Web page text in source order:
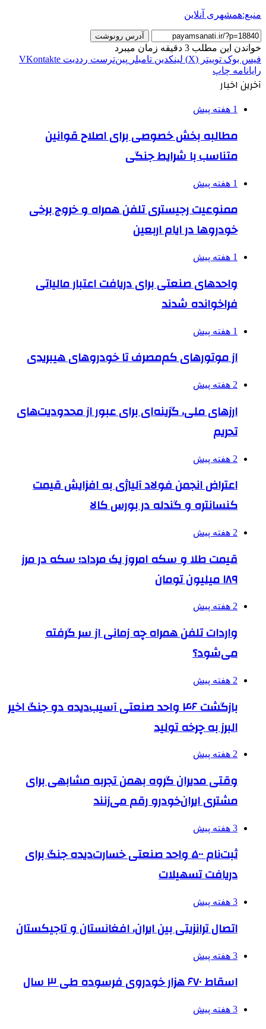
منبع:همشهری آنلاین
آدرس رونوشت
خواندن این مطلب 3 دقیقه زمان میبرد
فیس بوک توییتر (X) لینکدین ‫تامبلر ‫پین‌ترست ‫رددیت ‫VKontakte
رایانامه چاپ
آخرین اخبار
1 هفته پیش
مطالبه بخش خصوصی برای اصلاح قوانین
متناسب با شرایط جنگی
1 هفته پیش
ممنوعیت رجیستری تلفن همراه و خروج برخی
خودروها در ایام اربعین
1 هفته پیش
واحدهای صنعتی برای دریافت اعتبار مالیاتی
فراخوانده شدند
1 هفته پیش
از موتورهای کم‌مصرف تا خودروهای هیبریدی
2 هفته پیش
ارزهای ملی، گزینه‌ای برای عبور از محدودیت‌های
تحریم
2 هفته پیش
اعتراض انجمن فولاد آلیاژی به افزایش قیمت
کنسانتره و گندله در بورس کالا
2 هفته پیش
قیمت طلا و سکه امروز یک مرداد؛ سکه در مرز
۱۸۹ میلیون تومان
2 هفته پیش
واردات تلفن همراه چه زمانی از سر گرفته
می‌شود؟
2 هفته پیش
بازگشت ۴۶ واحد صنعتی آسیب‌دیده دو جنگ اخیر
البرز به چرخه تولید
2 هفته پیش
وقتی مدیران گروه بهمن تجربه مشابهی برای
مشتری ایران‌خودرو رقم می‌زنند
3 هفته پیش
ثبت‌نام ۵۰۰ واحد صنعتی خسارت‌دیده جنگ برای
دریافت تسهیلات
3 هفته پیش
اتصال ترانزیتی بین ایران، افغانستان و تاجیکستان
3 هفته پیش
اسقاط ۶۷۰ هزار خودروی فرسوده طی ۳ سال
3 هفته پیش